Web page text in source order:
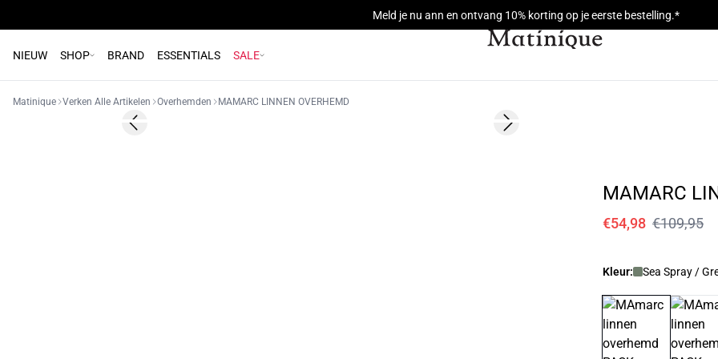
Meld je nu ann en ontvang 10% korting op je eerste bestelling.*
NIEUW SHOP BRAND ESSENTIALS SALE
Matinique Verken Alle Artikelen Overhemden MAMARC LINNEN OVERHEMD
- 50%Previous slide Next slide
MAMARC
€54,98 €109,95
Kleur: Sea Spray /